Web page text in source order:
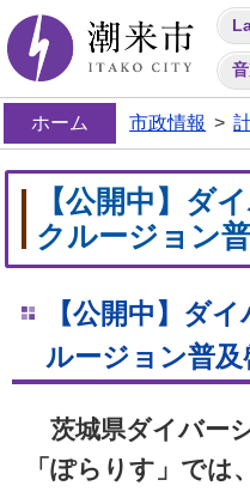
潮
ホーム 市政情報 >
【公開中】ダ
クルージョン
【公開中】ダ
ルージョン普及
茨城県ダイバー
「ぽらりす」では